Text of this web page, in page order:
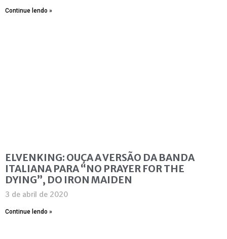
Continue lendo »
ELVENKING: OUÇA A VERSÃO DA BANDA
ITALIANA PARA “NO PRAYER FOR THE
DYING”, DO IRON MAIDEN
3 de abril de 2020
Continue lendo »